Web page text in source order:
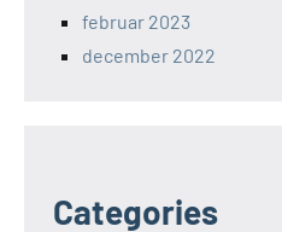
februar 2023
december 2022
Categories